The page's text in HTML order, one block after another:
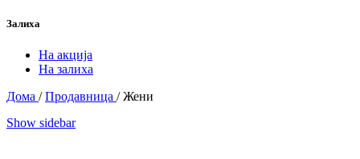
Залиха
На акција
На залиха
Дома / Продавница / Жени
Show sidebar